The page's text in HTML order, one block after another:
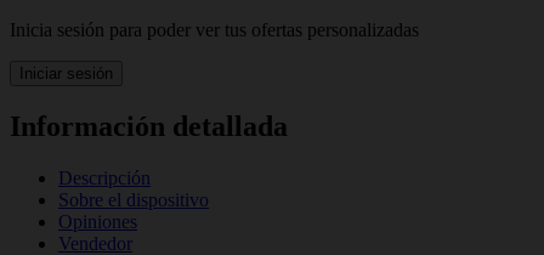
Inicia sesión para poder ver tus ofertas personalizadas
Iniciar sesión
Información detallada
Descripción
Sobre el dispositivo
Opiniones
Vendedor